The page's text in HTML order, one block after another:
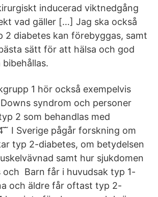
inducerad viktnedgång
vad gäller […] Jag ska också
2 diabetes kan förebyggas, samt
sätt för att hälsa och god
1 hör också exempelvis
syndrom och personer
2 som behandlas med
I Sverige pågår forskning om
typ 2-diabetes, om betydelsen
samt hur sjukdomen
och Barn får i huvudsak typ 1-
och äldre får oftast typ 2-